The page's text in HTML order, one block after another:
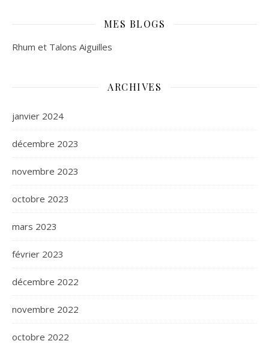
MES BLOGS
Rhum et Talons Aiguilles
ARCHIVES
janvier 2024
décembre 2023
novembre 2023
octobre 2023
mars 2023
février 2023
décembre 2022
novembre 2022
octobre 2022